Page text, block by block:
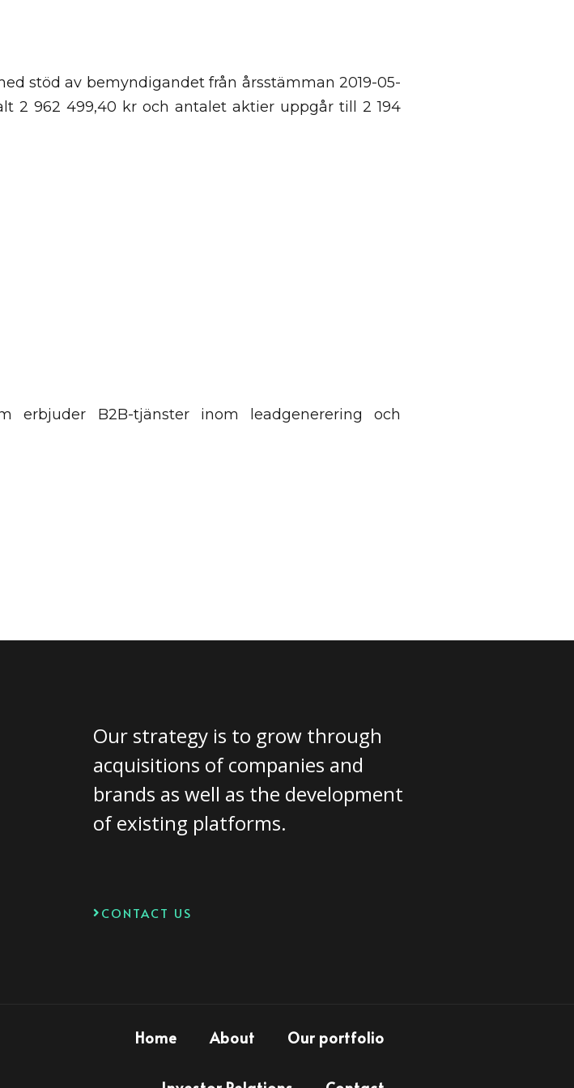
stöd av bemyndigandet från årsstämman 2019-05-
2 962 499,40 kr och antalet aktier uppgår till 2 194
erbjuder B2B-tjänster inom leadgenerering och
Our strategy is to grow through
acquisitions of companies and
brands as well as the development
of existing platforms.
CONTACT US
Home About Our portfolio